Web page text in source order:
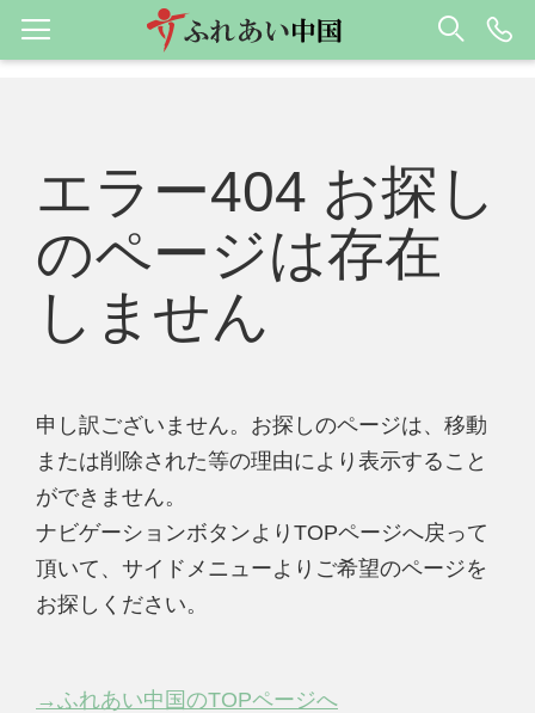
エラー404 お探し
のページは存在
しません
申し訳ございません。お探しのページは、移動
または削除された等の理由により表示すること
ができません。
ナビゲーションボタンよりTOPページへ戻って
頂いて、サイドメニューよりご希望のページを
お探しください。
→ふれあい中国のTOPページへ